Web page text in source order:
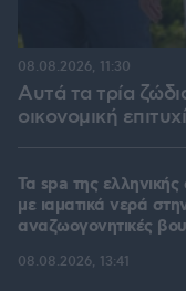
Αυτά τα τρία
οικονομική
08.08.2026, 11:30
Τα spa της
με ιαματικά νερά
αναζωογονητικές
08.08.2026, 13:41